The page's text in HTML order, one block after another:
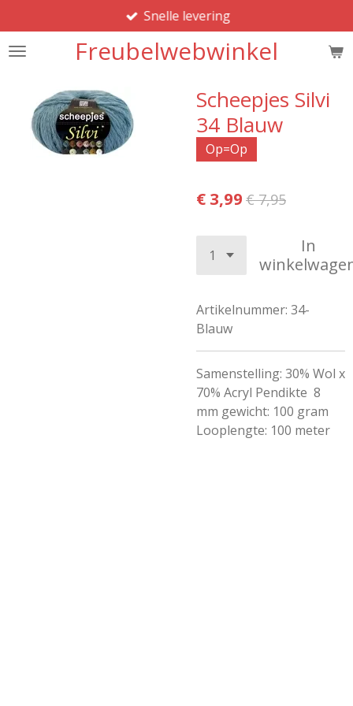
direct
naar
hoofdinhoud
Freubelwebwinkel
Snelle levering
Scheepjes Silvi
34 Blauw
Op=Op
€ 3,99 € 7,95
In
Artikelnummer: 34-
Blauw
Samenstelling: 30% Wol x
70% Acryl Pendikte 8
mm gewicht: 100 gram
Looplengte: 100 meter